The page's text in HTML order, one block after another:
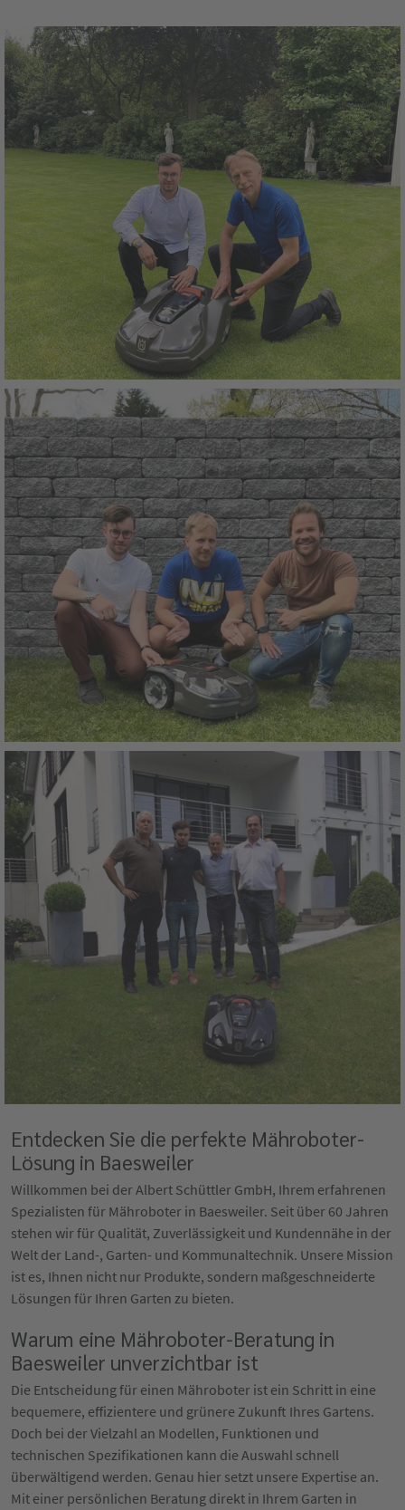
Entdecken Sie die perfekte Mähroboter-
Lösung in Baesweiler
Willkommen bei der Albert Schüttler GmbH, Ihrem erfahrenen
Spezialisten für Mähroboter in Baesweiler. Seit über 60 Jahren
stehen wir für Qualität, Zuverlässigkeit und Kundennähe in der
Welt der Land-, Garten- und Kommunaltechnik. Unsere Mission
ist es, Ihnen nicht nur Produkte, sondern maßgeschneiderte
Lösungen für Ihren Garten zu bieten.
Warum eine Mähroboter-Beratung in
Baesweiler unverzichtbar ist
Die Entscheidung für einen Mähroboter ist ein Schritt in eine
bequemere, effizientere und grünere Zukunft Ihres Gartens.
Doch bei der Vielzahl an Modellen, Funktionen und
technischen Spezifikationen kann die Auswahl schnell
überwältigend werden. Genau hier setzt unsere Expertise an.
Mit einer persönlichen Beratung direkt in Ihrem Garten in